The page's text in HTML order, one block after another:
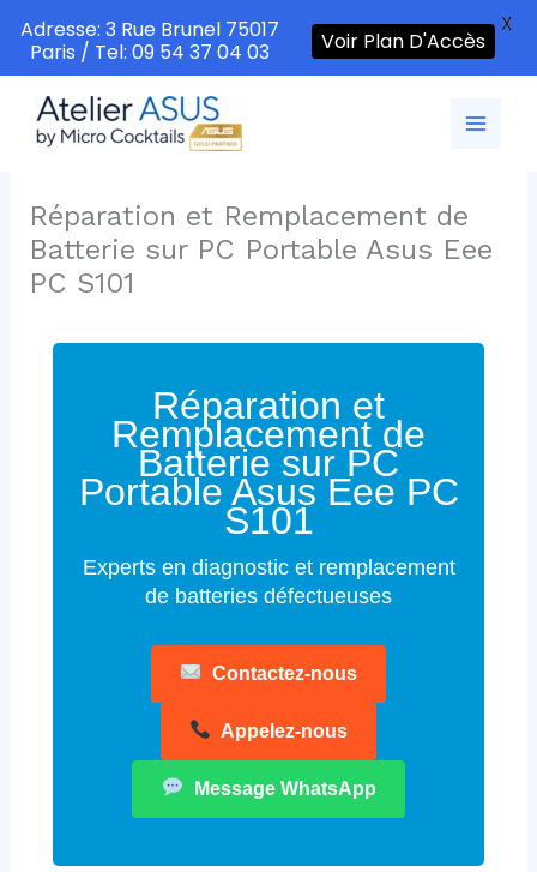
contenu
Réparation et Remplacement de
Batterie sur PC Portable Asus Eee
PC S101
Réparation et
Remplacement de
Batterie sur PC
Portable Asus Eee PC
S101
Experts en diagnostic et remplacement
de batteries défectueuses
Contactez-nous
Appelez-nous
Message WhatsApp
Adresse: 3 Rue Brunel 75017
Paris / Tel: 09 54 37 04 03
Voir Plan D'Accès
X